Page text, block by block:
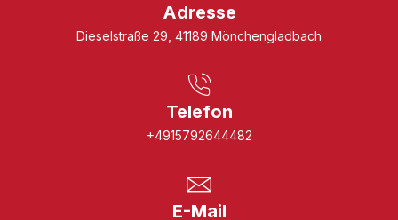
Adresse
Dieselstraße 29, 41189 Mönchengladbach
Telefon
+4915792644482
E-Mail